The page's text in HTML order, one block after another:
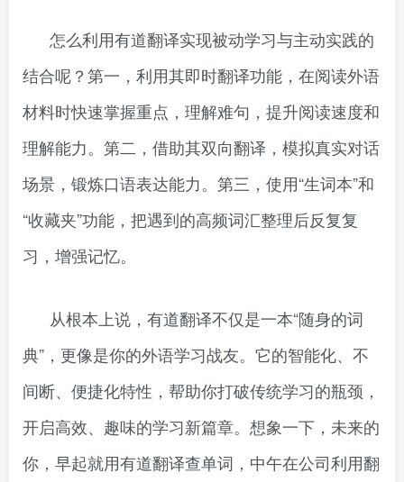
怎么利用有道翻译实现被动学习与主动实践的
结合呢？第一，利用其即时翻译功能，在阅读外语
材料时快速掌握重点，理解难句，提升阅读速度和
理解能力。第二，借助其双向翻译，模拟真实对话
场景，锻炼口语表达能力。第三，使用“生词本”和
“收藏夹”功能，把遇到的高频词汇整理后反复复
习，增强记忆。
从根本上说，有道翻译不仅是一本“随身的词
典”，更像是你的外语学习战友。它的智能化、不
间断、便捷化特性，帮助你打破传统学习的瓶颈，
开启高效、趣味的学习新篇章。想象一下，未来的
你，早起就用有道翻译查单词，中午在公司利用翻